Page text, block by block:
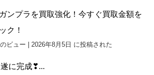
ンプラを買取強化！今すぐ買取金額を
ク！
ビュー 2026年8月5日 に投稿された
遂に完成❣...